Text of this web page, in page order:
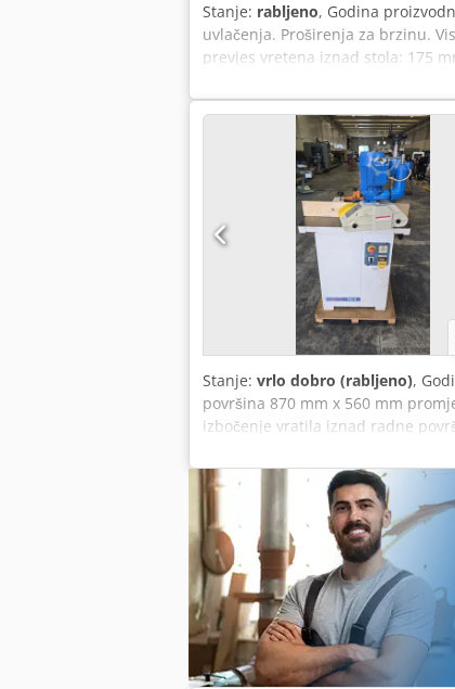
Stanje: rabljeno, Godina
uvlačenja. Proširenja za brzinu.
prevjes vretena iznad stola: 175
alata: 250 mm. Težina: cca 950
Stanje: vrlo dobro (rabljeno),
površina 870 mm x 560 mm
izbočenje vratila iznad radne